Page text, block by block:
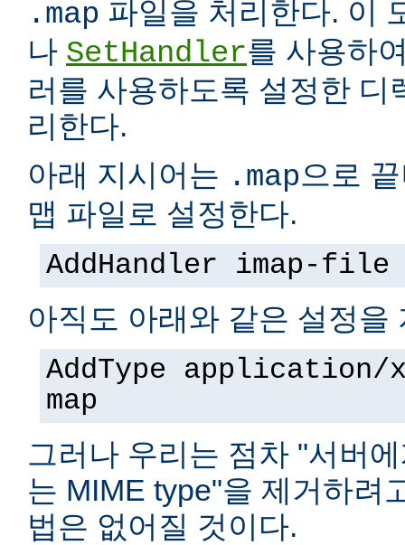
.map 파일을 처리한다. 이
나 SetHandler를 사용하
러를 사용하도록 설정한 디
리한다.
아래 지시어는 .map으로
맵 파일로 설정한다.
AddHandler imap-file
아직도 아래와 같은 설정을
AddType application/
map
그러나 우리는 점차 "서버
는 MIME type"을 제거하려
법은 없어질 것이다.